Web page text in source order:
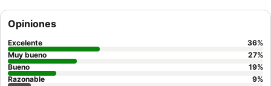
una estancia realmente mejorada, considere reservar una
habitación con
pintoresco entorno.
Opiniones
Excelente 36%
Muy bueno
27%
Bueno
19%
Razonable
9%